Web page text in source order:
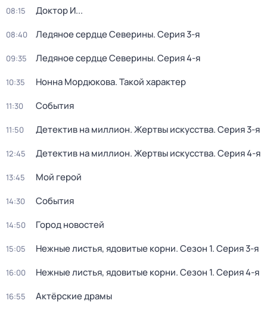
08:15 Доктор И...
08:40 Ледяное сердце Северины. Серия 3-я
09:35 Ледяное сердце Северины. Серия 4-я
10:35 Нонна Мордюкова. Такой характер
11:30 События
11:50 Детектив на миллион. Жертвы искусства. Серия 3-я
12:45 Детектив на миллион. Жертвы искусства. Серия 4-я
13:45 Мой герой
14:30 События
14:50 Город новостей
15:05 Нежные листья, ядовитые корни. Сезон 1. Серия 3-я
16:00 Нежные листья, ядовитые корни. Сезон 1. Серия 4-я
16:55 Актёрские драмы